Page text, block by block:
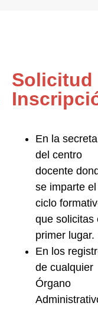
Solicitud
En la
del centro
docente
se imparte el
ciclo
que solicitas
primer lugar.
En los
de cualquier
Órgano